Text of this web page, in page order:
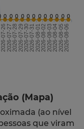
0 0 0 0 0 0 0 0 0 0 0 0
2026-07-262026-07-272026-07-282026-07-292026-07-302026-07-312026-08-012026-08-022026-08-032026-08-042026-08-052026-08-06
(Mapa)
(ao nível
que viram